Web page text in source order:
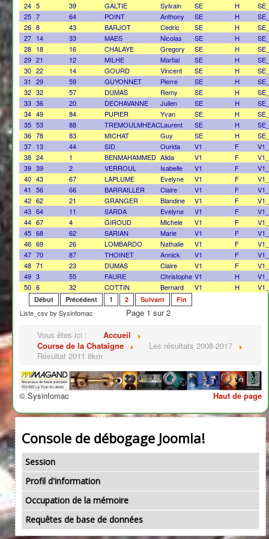
24 5 39 GALTIE Sylvain SE H
25 7 64 POINT Anthony SE H
26 8 43 BARJOT Cedric SE H
27 14 33 MAES Nicolas SE H
28 18 16 CHALAYE Gregory SE H
29 21 12 MILHE Martial SE H
30 22 14 GOURD Vincent SE H
31
29 59 GUYONNET Pierre SE H
32 32 57 DUMAS Remy SE H
33 36 20 DECHAVANNE Julien SE H
34 49 84 PUPIER Yvan SE H
35 53 88 TREMOULMHEACLaurent SE H
36 78 83 MICHAT Guy SE H
37 13 44 SID Ourida V1 F
38 24 1 BENMAHAMMED Alida V1 F
39 39 2 VERROUL Isabelle V1 F
40 43 67 LAPLUME Evelyne V1 F
41
56 66 BARRAILLER Claire V1 F
42 62 21 GRANGER Blandine V1 F
43 64 11 SARDA Evelyne V1 F
44 67 4 GIROUD Michele V1 F
45 68 62 SARIAN Marie V1 F
46 69 26 LOMBARDO Nathalie V1 F
47 70 87 THOINET Annick V1 F
48 71 23 DUMAS Claire V1 F
49 3 55 FAURE Christophe V1 H
50 6 32 COTTIN Bernard V1 H
Début Précédent 1 2 Suivant Fin
Liste_csv by Sysinfomac
Page 1 sur 2
Vous êtes ici :
Accueil
Course de la Chataîgne
Les résultats 2008-2017
Résultat 2011 8km
Haut de page
© Sysinfomac
Console de débogage Joomla!
Session
Profil d'information
Occupation de la mémoire
Requêtes de base de données